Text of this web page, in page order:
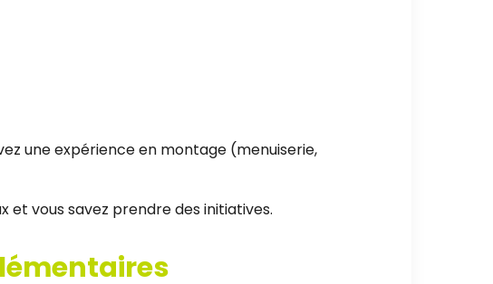
une expérience en montage (menuiserie,
et vous savez prendre des initiatives.